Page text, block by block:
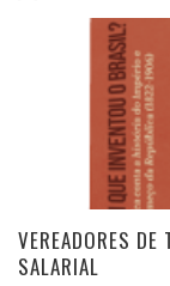
VEREADORES
SALARIAL